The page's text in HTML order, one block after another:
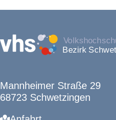
Mannheimer Straße 29
68723 Schwetzingen